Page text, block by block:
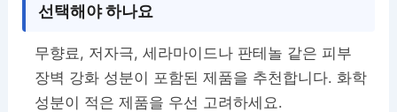
선택해야 하나요
무향료, 저자극, 세라마이드나 판테놀 같은 피부
장벽 강화 성분이 포함된 제품을 추천합니다. 화학
성분이 적은 제품을 우선 고려하세요.